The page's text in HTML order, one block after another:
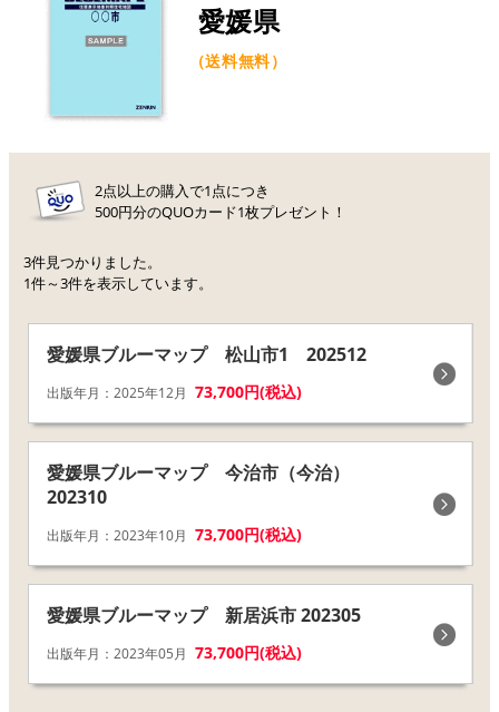
愛媛県
（送料無料）
2点以上の購入で1点につき
500円分のQUOカード1枚プレゼント！
3件見つかりました。
1件～3件を表示しています。
愛媛県ブルーマップ 松山市1 202512
出版年月：2025年12月 73,700円(税込)
愛媛県ブルーマップ 今治市（今治）
202310
出版年月：2023年10月 73,700円(税込)
愛媛県ブルーマップ 新居浜市 202305
出版年月：2023年05月 73,700円(税込)